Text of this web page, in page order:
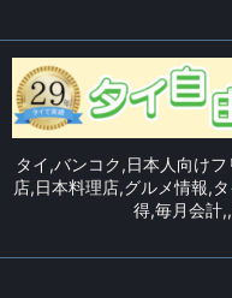
タイ,バンコク,日本人向け
店,日本料理店,グルメ情報,
得,毎月会計